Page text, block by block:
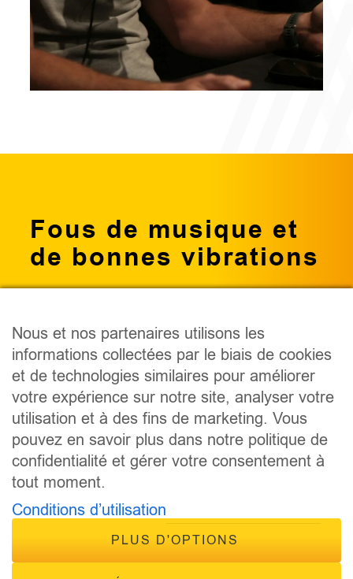
Fous de musique et
de bonnes vibrations
PODCAST
ÉMISSIONS
ANIMATEURS
ÉVÈNEMENTS
CONTACT
Nous et nos partenaires utilisons les
informations collectées par le biais de cookies
et de technologies similaires pour améliorer
votre expérience sur notre site, analyser votre
utilisation et à des fins de marketing. Vous
pouvez en savoir plus dans notre politique de
confidentialité et gérer votre consentement à
tout moment.
Conditions d’utilisation
PLUS D'OPTIONS